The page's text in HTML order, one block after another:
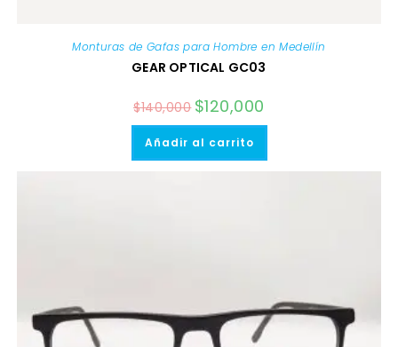
Monturas de Gafas para Hombre en Medellín
GEAR OPTICAL GC03
$140,000 El
precio
original
era:
$120,000
actual
Añadir al carrito